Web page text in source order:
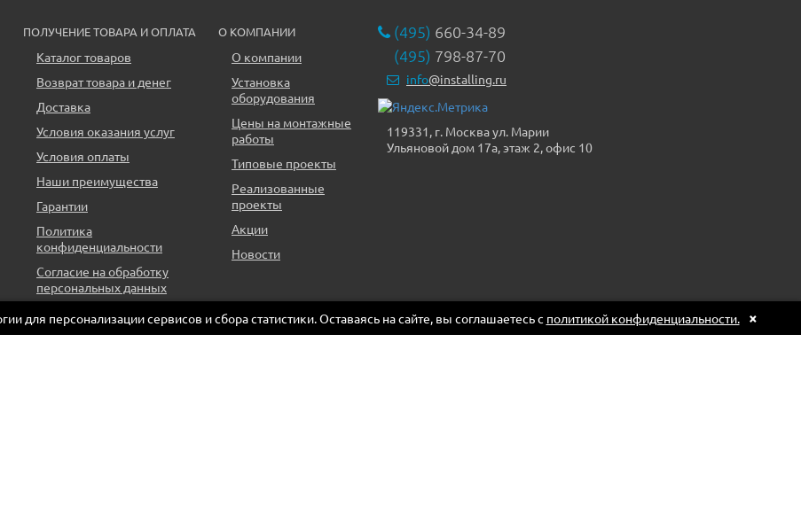
ПОЛУЧЕНИЕ ТОВАРА И ОПЛАТА
Каталог товаров
Возврат товара и денег
Доставка
Условия оказания услуг
Условия оплаты
Наши преимущества
Гарантии
Политика
конфиденциальности
Согласие на обработку
персональных данных
О КОМПАНИИ
О компании
Установка
оборудования
Цены на монтажные
работы
Типовые проекты
Реализованные
проекты
Акции
Новости
(495) 660-34-89
(495) 798-87-70
info@installing.ru
119331, г. Москва ул. Марии
Ульяновой дом 17а, этаж 2, офис 10
для персонализации сервисов и сбора статистики. Оставаясь на сайте, вы соглашаетесь с политикой конфиденциальности. ×